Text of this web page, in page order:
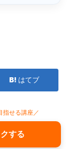
はてブ
指せる講座／
する